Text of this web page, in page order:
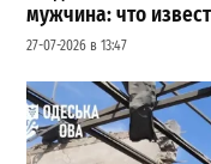
мужчина: что
27-07-2026 в 13:47